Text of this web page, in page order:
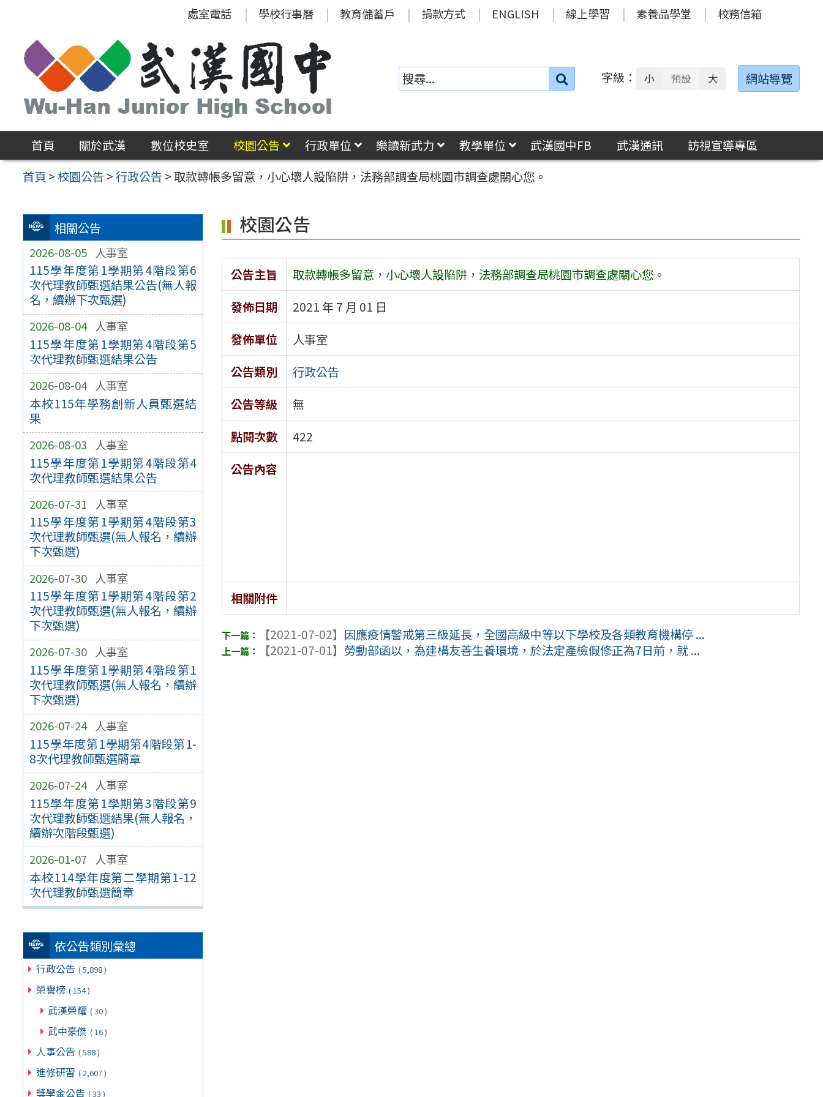
區
處室電話 學校行事曆 教育儲蓄戶 捐款方式 ENGLISH 線上學習 素養品學堂 校務信箱
搜
字級： 小 預設 大 網站導覽
首頁 關於武漢 數位校史室 校園公告 行政單位 樂讀新武力 教學單位 武漢國中FB 武漢通訊
訪視宣導專區
首頁 >校園公告 >行政公告 >取款轉帳多留意，小心壞人設陷阱，法務部調查局桃園市調查處關心您。
相關公告
2026-08-05 人事室
115學年度第1學期第4階段第6
次代理教師甄選結果公告(無人報
名，續辦下次甄選)
2026-08-04 人事室
115學年度第1學期第4階段第5
次代理教師甄選結果公告
2026-08-04 人事室
本校115年學務創新人員甄選結
果
2026-08-03 人事室
115學年度第1學期第4階段第4
次代理教師甄選結果公告
2026-07-31 人事室
115學年度第1學期第4階段第3
次代理教師甄選(無人報名，續辦
下次甄選)
2026-07-30 人事室
115學年度第1學期第4階段第2
次代理教師甄選(無人報名，續辦
下次甄選)
2026-07-30 人事室
115學年度第1學期第4階段第1
次代理教師甄選(無人報名，續辦
下次甄選)
2026-07-24 人事室
115學年度第1學期第4階段第1-
8次代理教師甄選簡章
2026-07-24 人事室
115學年度第1學期第3階段第9
次代理教師甄選結果(無人報名，
續辦次階段甄選)
2026-01-07 人事室
本校114學年度第二學期第1-12
次代理教師甄選簡章
依公告類別彙總
行政公告 ( 5,898 )
榮譽榜 ( 154 )
武漢榮耀 ( 30 )
武中豪傑 ( 16 )
人事公告 ( 588 )
進修研習 ( 2,607 )
獎學金公告 ( 33 )
校園公告
公告主旨
取款轉帳多留意，小心壞人設陷阱，法務部調查局桃園市調查處關心您。
發佈日期
2021 年 7 月 01 日
發佈單位
人事室
公告類別
行政公告
公告等級
無
點閱次數
422
公告內容
相關附件
【2021-07-02】 因應疫情警戒第三級延長，全國高級中等以下學校及各類教育機構停 ...
【2021-07-01】 勞動部函以，為建構友善生養環境，於法定產檢假修正為7日前，就 ...